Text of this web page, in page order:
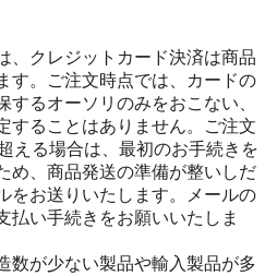
、クレジットカード決済は商品
す。ご注文時点では、カードの
するオーソリのみをおこない、
することはありません。ご注文
える場合は、最初のお手続きを
め、商品発送の準備が整いしだ
をお送りいたします。メールの
払い手続きをお願いいたしま
数が少ない製品や輸入製品が多